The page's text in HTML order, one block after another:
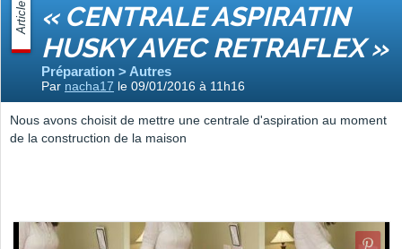
Article « CENTRALE ASPIRATIN
HUSKY AVEC RETRAFLEX »
Préparation > Autres
Par nacha17 le 09/01/2016 à 11h16
Nous avons choisit de mettre une centrale d'aspiration au moment
de la construction de la maison